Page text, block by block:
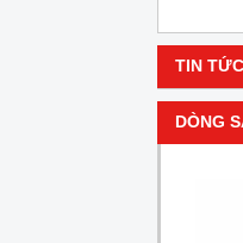
TIN TỨC
DÒNG